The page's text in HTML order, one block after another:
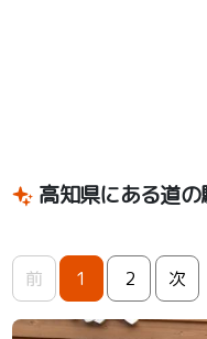
高知県にある道
前 1 2 次